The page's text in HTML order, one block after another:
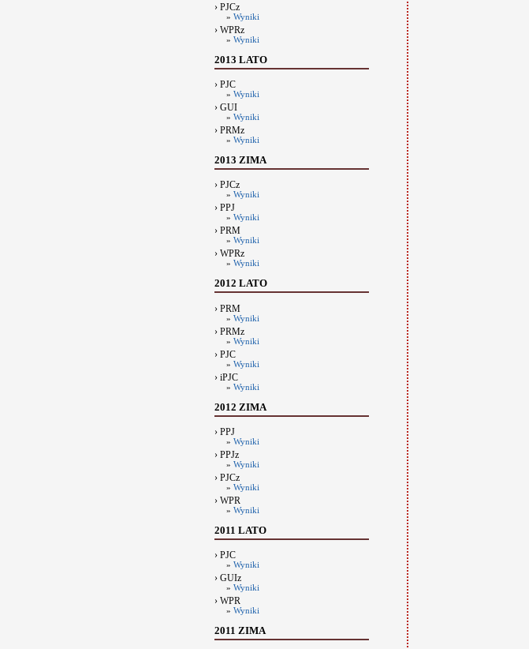
› PJCz
» Wyniki
› WPRz
» Wyniki
2013 LATO
› PJC
» Wyniki
› GUI
» Wyniki
› PRMz
» Wyniki
2013 ZIMA
› PJCz
» Wyniki
› PPJ
» Wyniki
› PRM
» Wyniki
› WPRz
» Wyniki
2012 LATO
› PRM
» Wyniki
› PRMz
» Wyniki
› PJC
» Wyniki
› iPJC
» Wyniki
2012 ZIMA
› PPJ
» Wyniki
› PPJz
» Wyniki
› PJCz
» Wyniki
› WPR
» Wyniki
2011 LATO
› PJC
» Wyniki
› GUIz
» Wyniki
› WPR
» Wyniki
2011 ZIMA